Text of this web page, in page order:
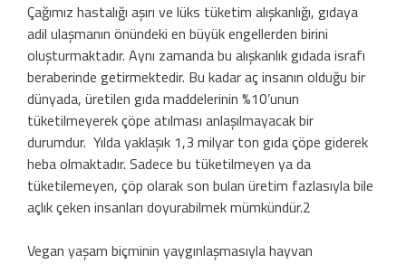
Çağımız hastalığı aşırı ve lüks tüketim alışkanlığı, gıdaya
adil ulaşmanın önündeki en büyük engellerden birini
oluşturmaktadır. Aynı zamanda bu alışkanlık gıdada israfı
beraberinde getirmektedir. Bu kadar aç insanın olduğu bir
dünyada, üretilen gıda maddelerinin %10’unun
tüketilmeyerek çöpe atılması anlaşılmayacak bir
durumdur. Yılda yaklaşık 1,3 milyar ton gıda çöpe giderek
heba olmaktadır. Sadece bu tüketilmeyen ya da
tüketilemeyen, çöp olarak son bulan üretim fazlasıyla bile
açlık çeken insanları doyurabilmek mümkündür.2
Vegan yaşam biçminin yaygınlaşmasıyla hayvan